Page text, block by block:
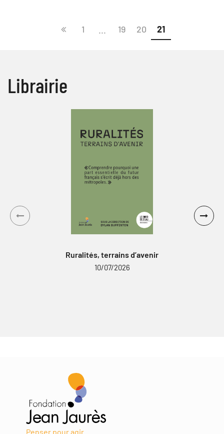
Page 1 19 20 21
Librairie
Ruralités, terrains d’avenir
10/07/2026
Penser pour agir